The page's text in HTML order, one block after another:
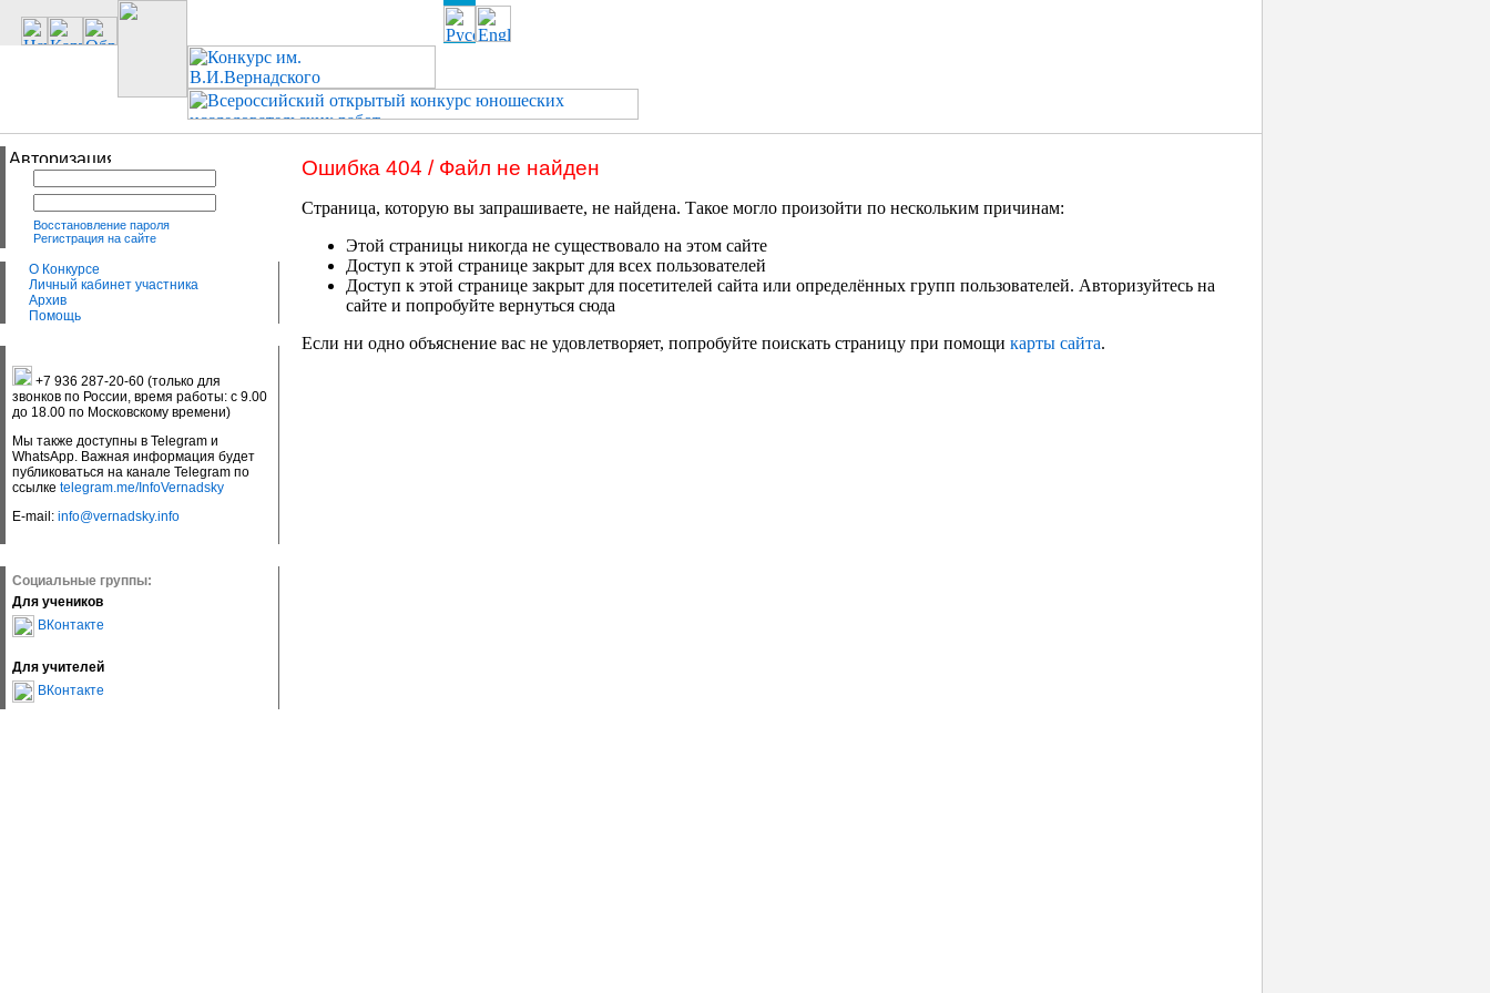
Восстановление пароля
Регистрация на сайте
О Конкурсе
Личный кабинет участника
Архив
Помощь
+7 936 287-20-60 (только для
звонков по России, время работы: с 9.00
до 18.00 по Московскому времени)
Мы также доступны в Telegram и
WhatsApp. Важная информация будет
публиковаться на канале Telegram по
ссылке telegram.me/InfoVernadsky
E-mail: info@vernadsky.info
Социальные группы:
Для учеников
ВКонтакте
Для учителей
ВКонтакте
Ошибка 404 / Файл не найден
Страница, которую вы запрашиваете, не найдена. Такое могло произойти по нескольким причинам:
Этой страницы никогда не существовало на этом сайте
Доступ к этой странице закрыт для всех пользователей
Доступ к этой странице закрыт для посетителей сайта или определённых групп пользователей. Авторизуйтесь на
сайте и попробуйте вернуться сюда
Если ни одно объяснение вас не удовлетворяет, попробуйте поискать страницу при помощи карты сайта.